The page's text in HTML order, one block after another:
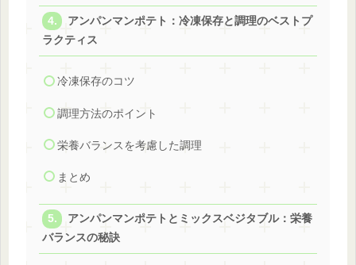
アンパンマンポテト：冷凍保存と調理のベストプ
ラクティス
冷凍保存のコツ
調理方法のポイント
栄養バランスを考慮した調理
まとめ
アンパンマンポテトとミックスベジタブル：栄養
バランスの秘訣